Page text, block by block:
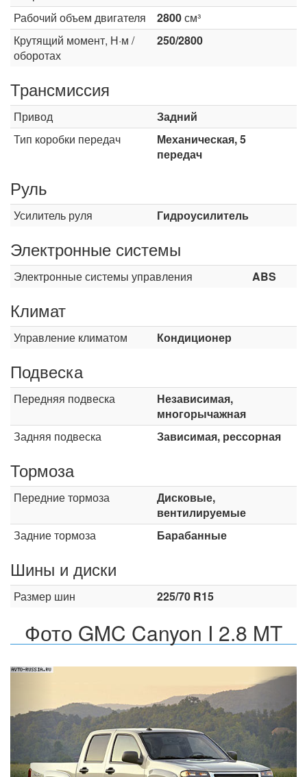
Рабочий объем двигателя 2800см³
Крутящий момент, Н·м /
оборотах
250/2800
Трансмиссия
Привод
Задний
Тип коробки передач
Механическая, 5
передач
Руль
Усилитель руля Гидроусилитель
Электронные системы
Электронные системы управления ABS
Климат
Управление климатом Кондиционер
Подвеска
Передняя подвеска
Независимая,
многорычажная
Задняя подвеска
Зависимая, рессорная
Тормоза
Передние тормоза
Дисковые,
вентилируемые
Задние тормоза
Барабанные
Шины и диски
Размер шин 225/70 R15
Фото GMC Canyon I 2.8 MT
Назад